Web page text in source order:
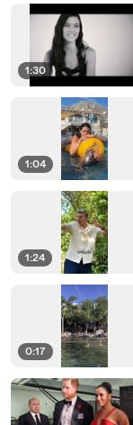
1:30
1:04
1:24
0:17